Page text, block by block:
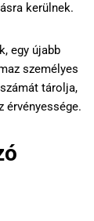
kerülnek.
egy újabb
személyes
tárolja,
érvényessége.